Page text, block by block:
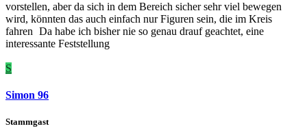
vorstellen, aber da sich in dem Bereich sicher sehr viel bewegen
wird, könnten das auch einfach nur Figuren sein, die im Kreis
fahren Da habe ich bisher nie so genau drauf geachtet, eine
interessante Feststellung
S
Simon 96
Stammgast